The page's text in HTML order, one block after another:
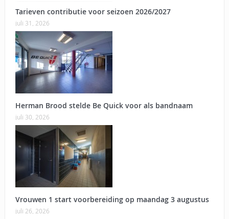
Tarieven contributie voor seizoen 2026/2027
juli 31, 2026
Herman Brood stelde Be Quick voor als bandnaam
juli 30, 2026
Vrouwen 1 start voorbereiding op maandag 3 augustus
juli 26, 2026